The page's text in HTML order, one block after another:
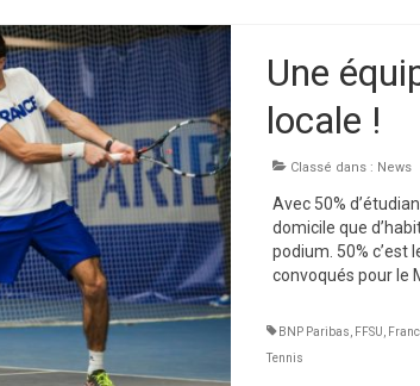
Une
locale !
Classé dans : News
Avec 50%
domicile que
podium. 50% c’est
convoqués pour le
BNP Paribas FFSU
Tennis